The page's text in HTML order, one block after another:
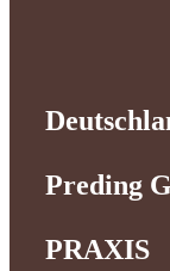
Preding
PRAXIS